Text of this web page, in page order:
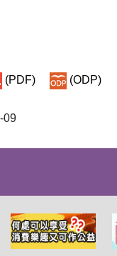
(PDF) (ODP)
09